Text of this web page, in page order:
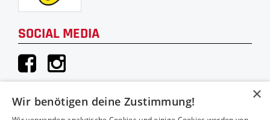
SOCIAL MEDIA
KONTAKT
×
Wir benötigen deine Zustimmung!